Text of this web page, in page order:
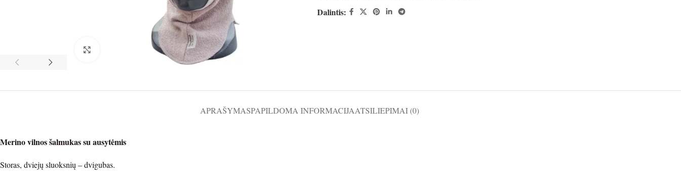
Spustelėkite norėdami padidinti
Dalintis:
APRAŠYMASPAPILDOMA INFORMACIJAATSILIEPIMAI (0)
Merino vilnos šalmukas su ausytėmis
Storas, dviejų sluoksnių – dvigubas.